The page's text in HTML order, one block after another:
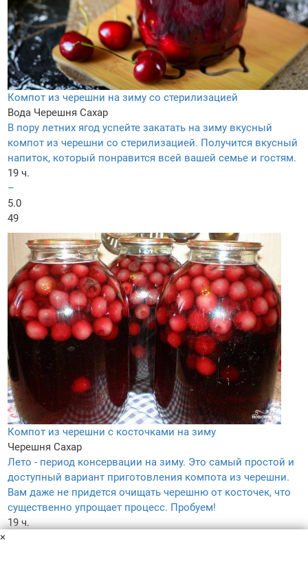
Компот из черешни на зиму со стерилизацией
Вода Черешня Сахар
В пору летних ягод успейте закатать на зиму вкусный
компот из черешни со стерилизацией. Получится вкусный
напиток, который понравится всей вашей семье и гостям.
19 ч.
–
5.0
49
Компот из черешни с косточками на зиму
Черешня Сахар
Лето - период консервации на зиму. Это самый простой и
доступный вариант приготовления компота из черешни.
Вам даже не придется очищать черешню от косточек, что
существенно упрощает процесс. Пробуем!
19 ч.
×